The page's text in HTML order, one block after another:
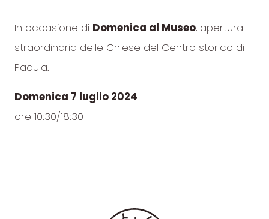
In occasione di Domenica al Museo, apertura
straordinaria delle Chiese del Centro storico di
Padula.
Domenica 7 luglio 2024
ore 10:30/18:30